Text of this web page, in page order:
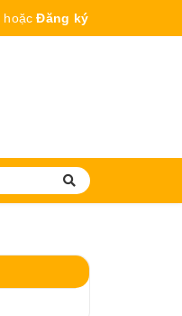
hoặc Đăng ký